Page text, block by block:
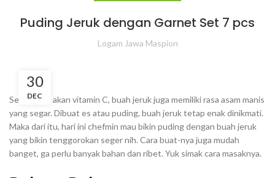
Puding Jeruk dengan Garnet Set 7 pcs
Logam Jawa Maspion
30
DEC
Selain kaya akan vitamin C, buah jeruk juga memiliki rasa asam manis
yang segar. Dibuat es atau puding, buah jeruk tetap enak dinikmati.⁣
Maka dari itu, hari ini chefmin mau bikin puding dengan buah jeruk
yang bikin tenggorokan seger nih. Cara buat-nya juga mudah
banget, ga perlu banyak bahan dan ribet. Yuk simak cara masaknya.⁣